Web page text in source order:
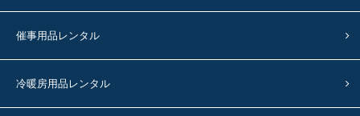
催事用品レンタル
冷暖房用品レンタル